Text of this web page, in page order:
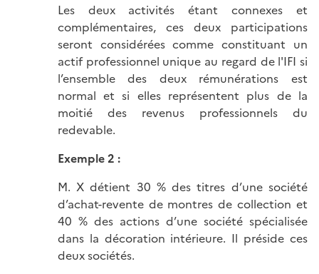
Les deux activités étant connexes et
complémentaires, ces deux participations
seront considérées comme constituant un
actif professionnel unique au regard de l'IFI si
l’ensemble des deux rémunérations est
normal et si elles représentent plus de la
moitié des revenus professionnels du
redevable.
Exemple 2 :
M. X détient 30 % des titres d’une société
d’achat-revente de montres de collection et
40 % des actions d’une société spécialisée
dans la décoration intérieure. Il préside ces
deux sociétés.